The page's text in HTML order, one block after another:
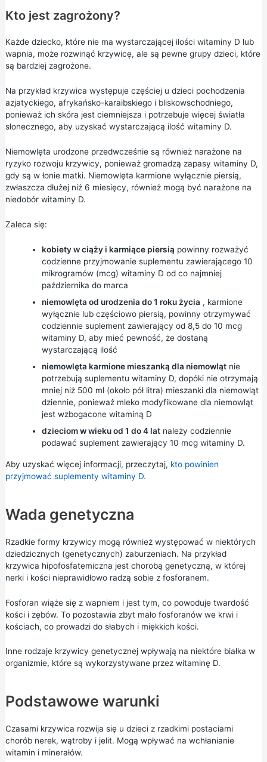
Kto jest zagrożony?
Każde dziecko, które nie ma wystarczającej ilości witaminy D lub
wapnia, może rozwinąć krzywicę, ale są pewne grupy dzieci, które
są bardziej zagrożone.
Na przykład krzywica występuje częściej u dzieci pochodzenia
azjatyckiego, afrykańsko-karaibskiego i bliskowschodniego,
ponieważ ich skóra jest ciemniejsza i potrzebuje więcej światła
słonecznego, aby uzyskać wystarczającą ilość witaminy D.
Niemowlęta urodzone przedwcześnie są również narażone na
ryzyko rozwoju krzywicy, ponieważ gromadzą zapasy witaminy D,
gdy są w łonie matki. Niemowlęta karmione wyłącznie piersią,
zwłaszcza dłużej niż 6 miesięcy, również mogą być narażone na
niedobór witaminy D.
Zaleca się:
kobiety w ciąży i karmiące piersią powinny rozważyć
codzienne przyjmowanie suplementu zawierającego 10
mikrogramów (mcg) witaminy D od co najmniej
października do marca
niemowlęta od urodzenia do 1 roku życia , karmione
wyłącznie lub częściowo piersią, powinny otrzymywać
codziennie suplement zawierający od 8,5 do 10 mcg
witaminy D, aby mieć pewność, że dostaną
wystarczającą ilość
niemowlęta karmione mieszanką dla niemowlątnie
potrzebują suplementu witaminy D, dopóki nie otrzymają
mniej niż 500 ml (około pół litra) mieszanki dla niemowląt
dziennie, ponieważ mleko modyfikowane dla niemowląt
jest wzbogacone witaminą D
dzieciom w wieku od 1 do 4 latnależy codziennie
podawać suplement zawierający 10 mcg witaminy D.
Aby uzyskać więcej informacji, przeczytaj, kto powinien
przyjmować suplementy witaminy D.
Wada genetyczna
Rzadkie formy krzywicy mogą również występować w niektórych
dziedzicznych (genetycznych) zaburzeniach. Na przykład
krzywica hipofosfatemiczna jest chorobą genetyczną, w której
nerki i kości nieprawidłowo radzą sobie z fosforanem.
Fosforan wiąże się z wapniem i jest tym, co powoduje twardość
kości i zębów. To pozostawia zbyt mało fosforanów we krwi i
kościach, co prowadzi do słabych i miękkich kości.
Inne rodzaje krzywicy genetycznej wpływają na niektóre białka w
organizmie, które są wykorzystywane przez witaminę D.
Podstawowe warunki
Czasami krzywica rozwija się u dzieci z rzadkimi postaciami
chorób nerek, wątroby i jelit. Mogą wpływać na wchłanianie
witamin i minerałów.